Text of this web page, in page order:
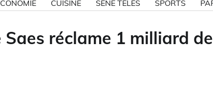
CUISINE SÉNE TÉLÉS SPORTS
réclame 1 milliard de